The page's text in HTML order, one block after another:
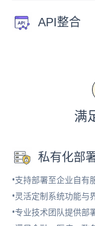
API整合
满
私有化部
•支持部署至企业自有
•灵活定制系统功能与
•专业技术团队提供部